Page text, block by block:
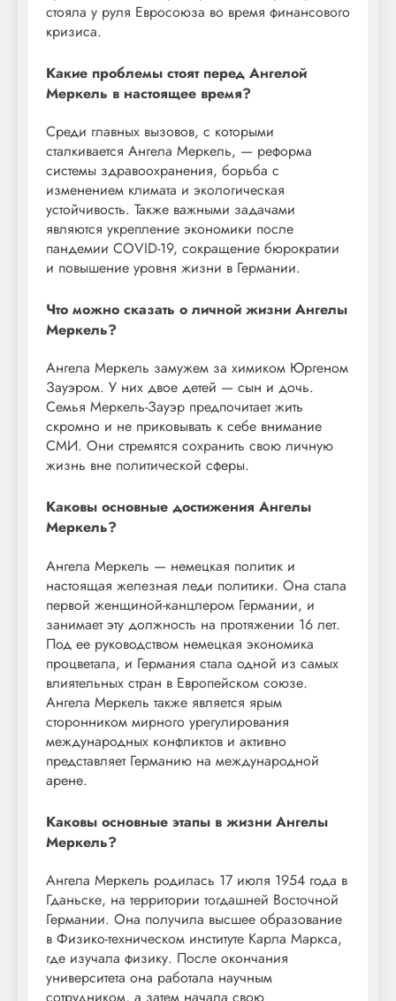
стояла у руля Евросоюза во время финансового
кризиса.
Какие проблемы стоят перед Ангелой
Меркель в настоящее время?
Среди главных вызовов, с которыми
сталкивается Ангела Меркель, — реформа
системы здравоохранения, борьба с
изменением климата и экологическая
устойчивость. Также важными задачами
являются укрепление экономики после
пандемии COVID-19, сокращение бюрократии
и повышение уровня жизни в Германии.
Что можно сказать о личной жизни Ангелы
Меркель?
Ангела Меркель замужем за химиком Юргеном
Зауэром. У них двое детей — сын и дочь.
Семья Меркель-Зауэр предпочитает жить
скромно и не приковывать к себе внимание
СМИ. Они стремятся сохранить свою личную
жизнь вне политической сферы.
Каковы основные достижения Ангелы
Меркель?
Ангела Меркель — немецкая политик и
настоящая железная леди политики. Она стала
первой женщиной-канцлером Германии, и
занимает эту должность на протяжении 16 лет.
Под ее руководством немецкая экономика
процветала, и Германия стала одной из самых
влиятельных стран в Европейском союзе.
Ангела Меркель также является ярым
сторонником мирного урегулирования
международных конфликтов и активно
представляет Германию на международной
арене.
Каковы основные этапы в жизни Ангелы
Меркель?
Ангела Меркель родилась 17 июля 1954 года в
Гданьске, на территории тогдашней Восточной
Германии. Она получила высшее образование
в Физико-техническом институте Карла Маркса,
где изучала физику. После окончания
университета она работала научным
сотрудником, а затем начала свою